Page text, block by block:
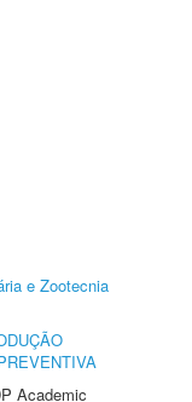
e Zootecnia
Academic